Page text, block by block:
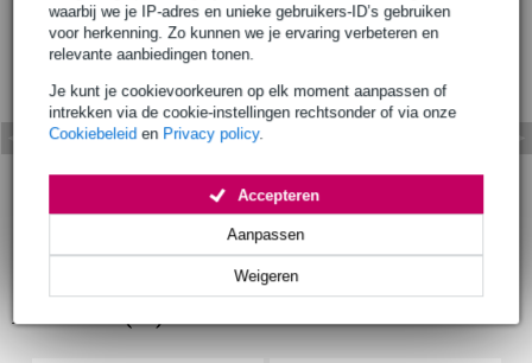
waarbij we je IP-adres en unieke gebruikers-ID’s gebruiken
voor herkenning. Zo kunnen we je ervaring verbeteren en
relevante aanbiedingen tonen.
Je kunt je cookievoorkeuren op elk moment aanpassen of
intrekken via de cookie-instellingen rechtsonder of via onze
Cookiebeleid en Privacy policy.
Weigeren
Aanpassen
Accepteren
Accessoires (23)